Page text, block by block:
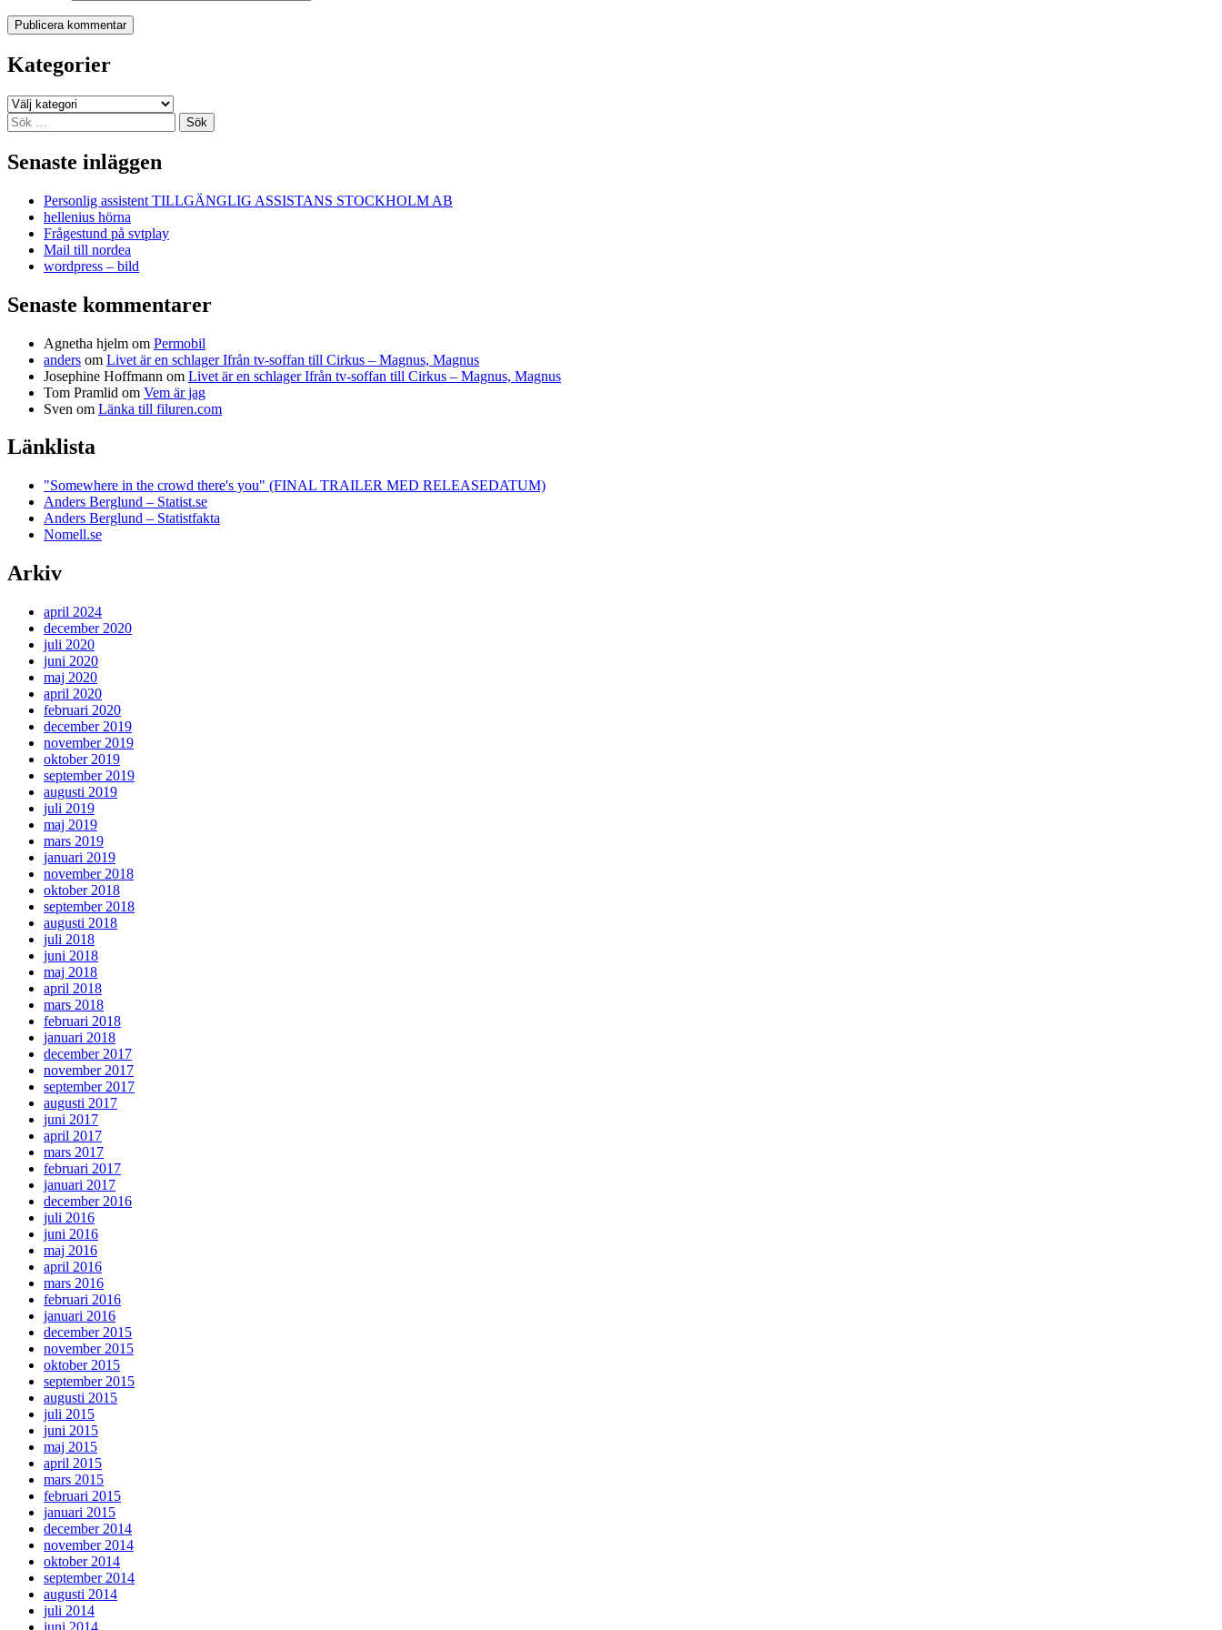
Kategorier
Kategorier
Sök
efter:
Senaste inläggen
Personlig assistent TILLGÄNGLIG ASSISTANS STOCKHOLM AB
hellenius hörna
Frågestund på svtplay
Mail till nordea
wordpress – bild
Senaste kommentarer
Agnetha hjelm om Permobil
anders om Livet är en schlager Ifrån tv-soffan till Cirkus – Magnus, Magnus
Josephine Hoffmann om Livet är en schlager Ifrån tv-soffan till Cirkus – Magnus, Magnus
Tom Pramlid om Vem är jag
Sven om Länka till filuren.com
Länklista
"Somewhere in the crowd there's you" (FINAL TRAILER MED RELEASEDATUM)
Anders Berglund – Statist.se
Anders Berglund – Statistfakta
Nomell.se
Arkiv
april 2024
december 2020
juli 2020
juni 2020
maj 2020
april 2020
februari 2020
december 2019
november 2019
oktober 2019
september 2019
augusti 2019
juli 2019
maj 2019
mars 2019
januari 2019
november 2018
oktober 2018
september 2018
augusti 2018
juli 2018
juni 2018
maj 2018
april 2018
mars 2018
februari 2018
januari 2018
december 2017
november 2017
september 2017
augusti 2017
juni 2017
april 2017
mars 2017
februari 2017
januari 2017
december 2016
juli 2016
juni 2016
maj 2016
april 2016
mars 2016
februari 2016
januari 2016
december 2015
november 2015
oktober 2015
september 2015
augusti 2015
juli 2015
juni 2015
maj 2015
april 2015
mars 2015
februari 2015
januari 2015
december 2014
november 2014
oktober 2014
september 2014
augusti 2014
juli 2014